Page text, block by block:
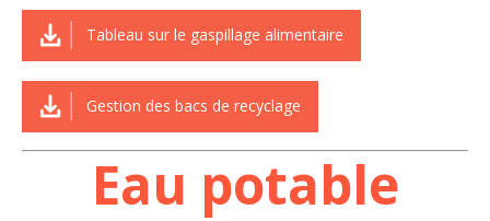
Tableau sur le gaspillage alimentaire
Gestion des bacs de recyclage
Eau potable